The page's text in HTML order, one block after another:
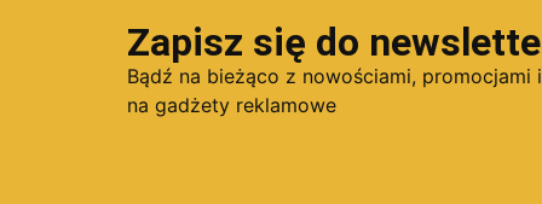
Zapisz się do
Bądź na bieżąco z nowościami, promocjami
na gadżety reklamowe